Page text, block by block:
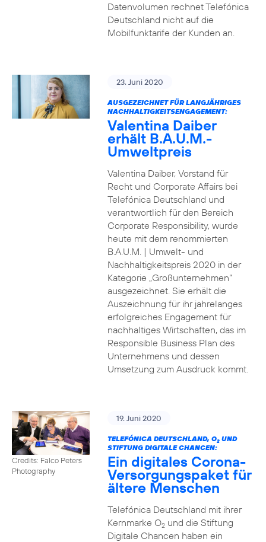
Datenvolumen rechnet Telefónica
Deutschland nicht auf die
Mobilfunktarife der Kunden an.
23. Juni 2020
AUSGEZEICHNET FÜR LANGJÄHRIGES
NACHHALTIGKEITSENGAGEMENT:
Valentina Daiber
erhält B.A.U.M.-
Umweltpreis
Valentina Daiber, Vorstand für
Recht und Corporate Affairs bei
Telefónica Deutschland und
verantwortlich für den Bereich
Corporate Responsibility, wurde
heute mit dem renommierten
B.A.U.M. | Umwelt- und
Nachhaltigkeitspreis 2020 in der
Kategorie „Großunternehmen“
ausgezeichnet. Sie erhält die
Auszeichnung für ihr jahrelanges
erfolgreiches Engagement für
nachhaltiges Wirtschaften, das im
Responsible Business Plan des
Unternehmens und dessen
Umsetzung zum Ausdruck kommt.
Credits: Falco Peters
Photography
19. Juni 2020
TELEFÓNICA DEUTSCHLAND, O2UND
STIFTUNG DIGITALE CHANCEN:
Ein digitales Corona-
Versorgungspaket für
ältere Menschen
Telefónica Deutschland mit ihrer
Kernmarke O2und die Stiftung
Digitale Chancen haben ein